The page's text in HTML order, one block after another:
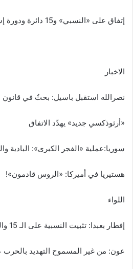
إتفاق على «النسبي» و15 دائرة ودورة إستثنائية
الاخبار
نصرالله استقبل باسيل: بحثٌ في قانون
«أرثوذكسي جديد» يهدّد الاتفاق
سوريا:عملية «الفجر الكبرى»: البادية
هستيريا في أميركا: «الروس قادمون»!
اللواء
إفطار بعبدا: تثبيت النسبية على الـ 15 والمناصفة والتمديد التقني
عون: من غير المسموح التهديد